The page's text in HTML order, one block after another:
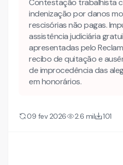
Pagamentos Efetuados
Conformidade com
Observância das Normas
Gestão de Horas Extras e
Dispensa por Justa Causa
Defesa Contra Acusações
Questões Processuais
Mais conhecimento sobre
Conheça também nossa
Contestação trabalhista
indenização por danos
rescisórias não pagas.
assistência judiciária
apresentadas pelo
recibo de quitação e
de improcedência das
em honorários.
09 fev 2026 2.6 mil 101